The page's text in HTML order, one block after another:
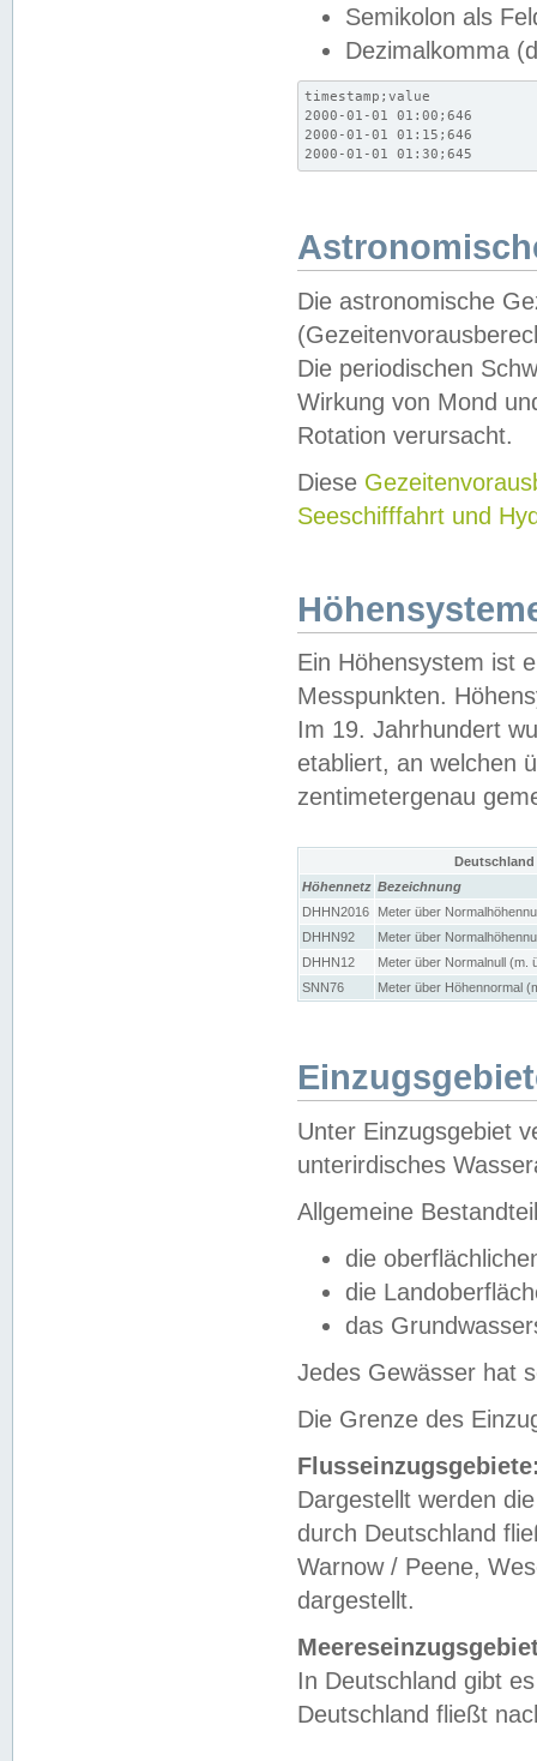
Semikolon als
Dezimalkomma
timestamp;value
2000-01-01 01:00;646
2000-01-01 01:15;646
2000-01-01 01:30;645
Die astronomische
Die periodischen
Wirkung von Mond
Rotation verursacht.
Diese
Seeschifffahrt und
Ein Höhensystem ist
Messpunkten.
Im 19. Jahrhundert
etabliert, an welchen
zentimetergenau
Höhennetz Bezeichnung
DHHN2016
Meter über
DHHN92
Meter über
DHHN12
Meter über Normalnull (m.
SNN76
Meter über Höhennormal
Unter Einzugsgebiet
unterirdisches
Allgemeine
die
die
das
Jedes Gewässer hat
Die Grenze des
Dargestellt werden
durch Deutschland
Warnow / Peene,
dargestellt.
In Deutschland gibt
Deutschland fließt